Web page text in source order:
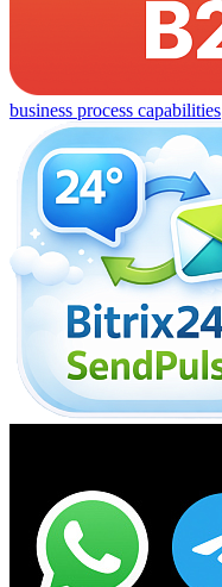
business process capabilities